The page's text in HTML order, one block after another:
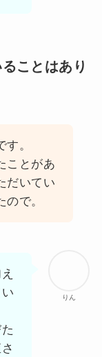
ことはあり
。
ことがあ
だいてい
で。
りん